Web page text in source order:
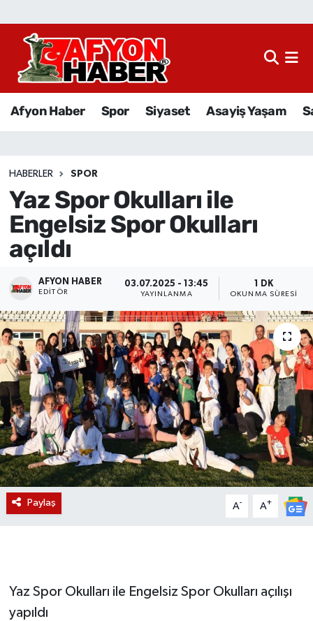
Afyon Haber Spor Siyaset Asayiş Yaşam
HABERLER SPOR
Yaz Spor Okulları ile
Engelsiz Spor Okulları
açıldı
AFYON HABER
EDITÖR
03.07.2025 - 13:45
YAYINLANMA
1 DK
OKUNMA SÜRESI
Paylaş A- A+
Yaz Spor Okulları ile Engelsiz Spor Okulları açılışı
yapıldı
Afyon Haber
Sağlık
Eğitim
Magazin
Etkinlikler